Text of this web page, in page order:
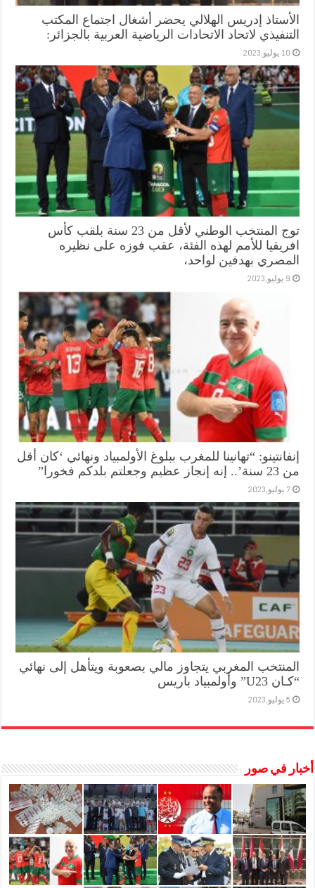
الأستاذ إدريس الهلالي يحضر أشغال اجتماع المكتب
التنفيذي لاتحاد الاتحادات الرياضية العربية بالجزائر:
10 يوليو,2023
توج المنتخب الوطني لأقل من 23 سنة بلقب كأس
افريقيا للأمم لهذه الفئة، عقب فوزه على نظيره
المصري بهدفين لواحد،
9 يوليو,2023
إنفانتينو: “تهانينا للمغرب ببلوغ الأولمبياد ونهائي ‘كان أقل
من 23 سنة’.. إنه إنجاز عظيم وجعلتم بلدكم فخورا”
7 يوليو,2023
المنتخب المغربي يتجاوز مالي بصعوبة ويتأهل إلى نهائي
“كـان U23” وأولمبياد باريس
5 يوليو,2023
أخبار في صور